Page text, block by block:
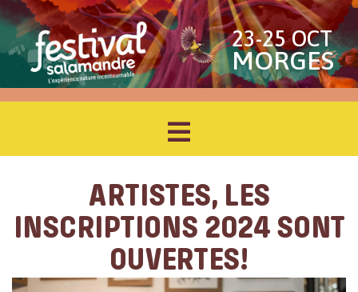
23-25 OCT
MORGES
ARTISTES, LES
INSCRIPTIONS 2024 SONT
OUVERTES!